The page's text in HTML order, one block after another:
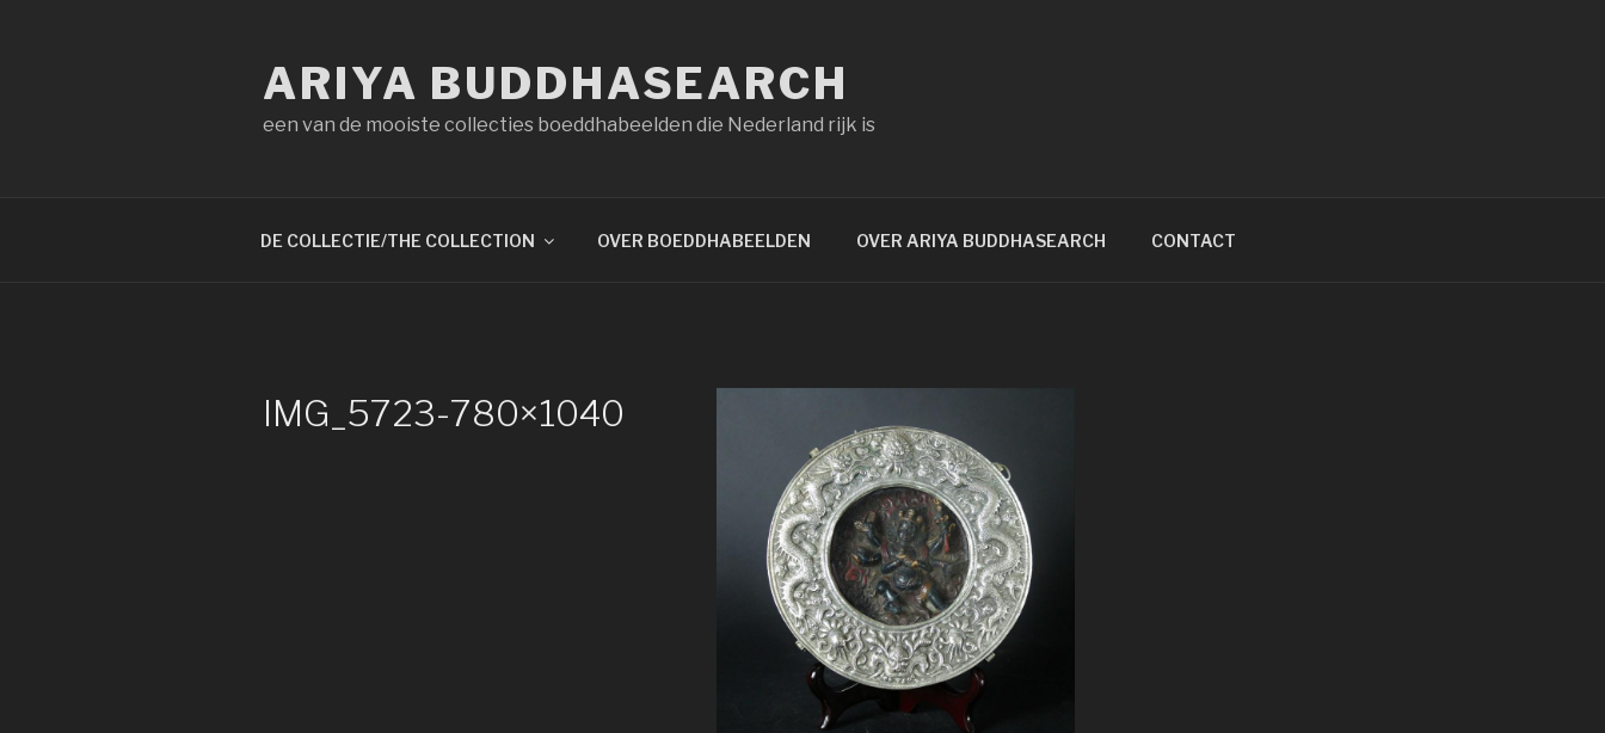
ARIYA BUDDHASEARCH
een van de mooiste collecties boeddhabeelden die Nederland rijk is
DE COLLECTIE/THE COLLECTION OVER BOEDDHABEELDEN OVER ARIYA BUDDHASEARCH CONTACT
IMG_5723-780×1040